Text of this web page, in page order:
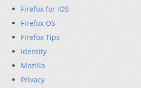
Firefox for iOS
Firefox OS
Firefox Tips
Identity
Mozilla
Privacy